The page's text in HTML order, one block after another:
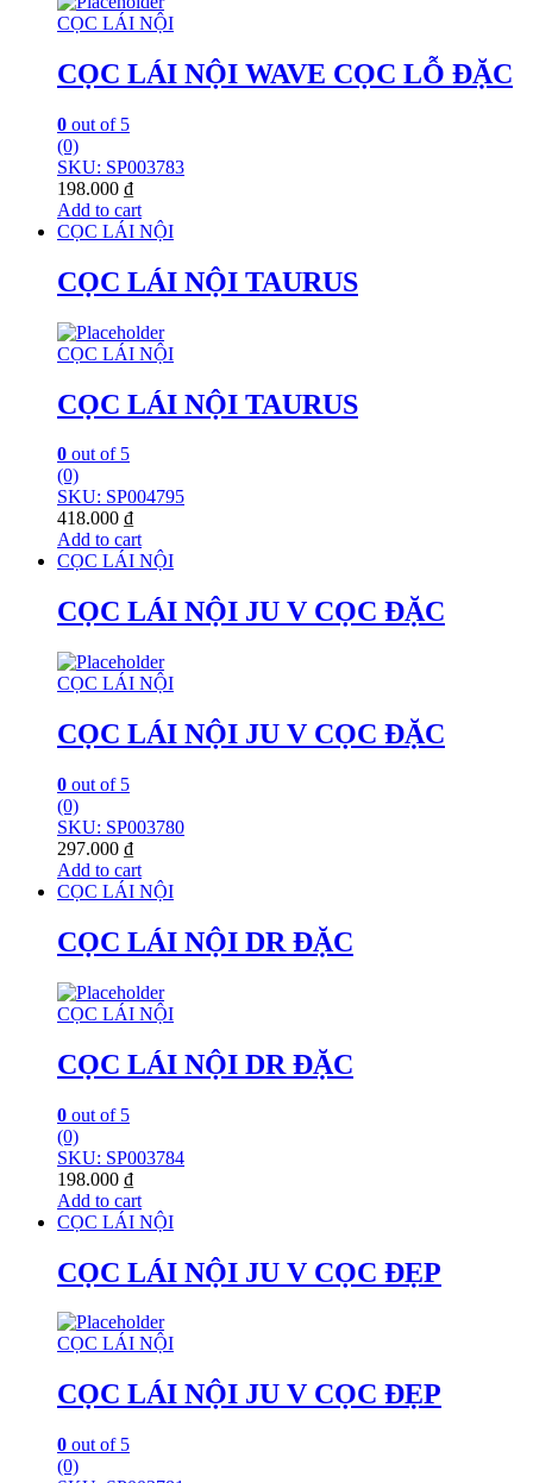
CỌC LÁI NỘI
CỌC LÁI NỘI WAVE CỌC LỖ ĐẶC
0 out of 5
(0)
SKU: SP003783
198.000 ₫
Add to cart
CỌC LÁI NỘI
CỌC LÁI NỘI TAURUS
CỌC LÁI NỘI
CỌC LÁI NỘI TAURUS
0 out of 5
(0)
SKU: SP004795
418.000 ₫
Add to cart
CỌC LÁI NỘI
CỌC LÁI NỘI JU V CỌC ĐẶC
CỌC LÁI NỘI
CỌC LÁI NỘI JU V CỌC ĐẶC
0 out of 5
(0)
SKU: SP003780
297.000 ₫
Add to cart
CỌC LÁI NỘI
CỌC LÁI NỘI DR ĐẶC
CỌC LÁI NỘI
CỌC LÁI NỘI DR ĐẶC
0 out of 5
(0)
SKU: SP003784
198.000 ₫
Add to cart
CỌC LÁI NỘI
CỌC LÁI NỘI JU V CỌC ĐẸP
CỌC LÁI NỘI
CỌC LÁI NỘI JU V CỌC ĐẸP
0 out of 5
(0)